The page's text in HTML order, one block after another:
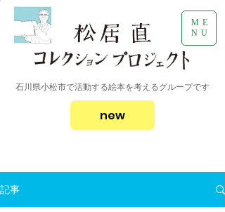
石川県小松市で活動する絵本を考えるグループです
ME
NU
new
記事